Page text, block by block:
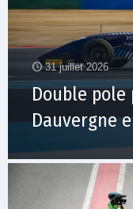
31 juillet 2026
Double
Dauvergne